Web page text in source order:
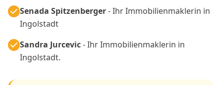
Senada Spitzenberger- Ihr Immobilienmaklerin in
Ingolstadt
Sandra Jurcevic- Ihr Immobilienmaklerin in
Ingolstadt.